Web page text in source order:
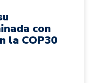
con
la COP30